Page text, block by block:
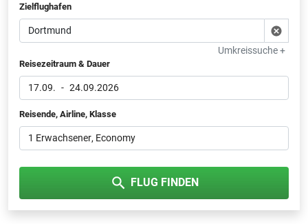
Zielflughafen
Umkreissuche +
Reisezeitraum & Dauer
17.09. - 24.09.2026
Reisende, Airline, Klasse
1 Erwachsener, Economy
FLUG FINDEN